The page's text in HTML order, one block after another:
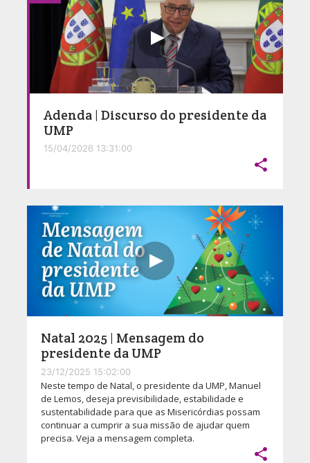
Adenda | Discurso do presidente da
UMP
15/04/2026 13:31:00

Natal 2025 | Mensagem do
presidente da UMP
23/12/2025 15:02:00
Neste tempo de Natal, o presidente da UMP, Manuel
de Lemos, deseja previsibilidade, estabilidade e
sustentabilidade para que as Misericórdias possam
continuar a cumprir a sua missão de ajudar quem
precisa. Veja a mensagem completa.
